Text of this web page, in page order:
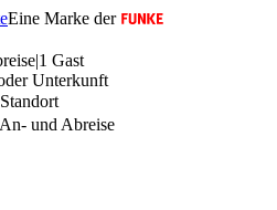
Eine Marke der
|1 Gast
Unterkunft
Standort
An- und Abreise